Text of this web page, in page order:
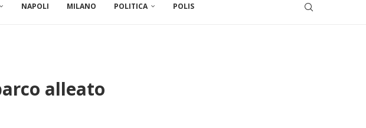
NAPOLI MILANO POLITICA POLIS
alleato